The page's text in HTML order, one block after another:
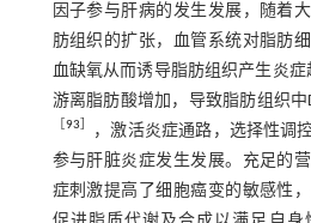
因子参与肝病的发生发展，随着
肪组织的扩张，血管系统对脂肪
血缺氧从而诱导脂肪组织产生炎症
游离脂肪酸增加，导致脂肪组织中
［93］
，激活炎症通路，选择性调
参与肝脏炎症发生发展。充足的
症刺激提高了细胞癌变的敏感性